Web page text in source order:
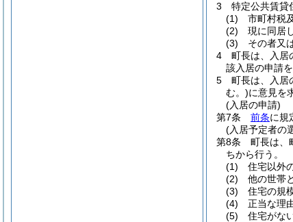
3
特定公共賃貸
(1)
市町村税
(2)
現に同居
(3)
その者又
4
町長は、入居
該入居の申請
5
町長は、入居
む。)に意見を
(入居の申請)
第7条
前条に規
(入居予定者の
第8条
町長は、
ちから行う。
(1)
住宅以外
(2)
他の世帯
(3)
住宅の規
(4)
正当な理
(5)
住宅がな